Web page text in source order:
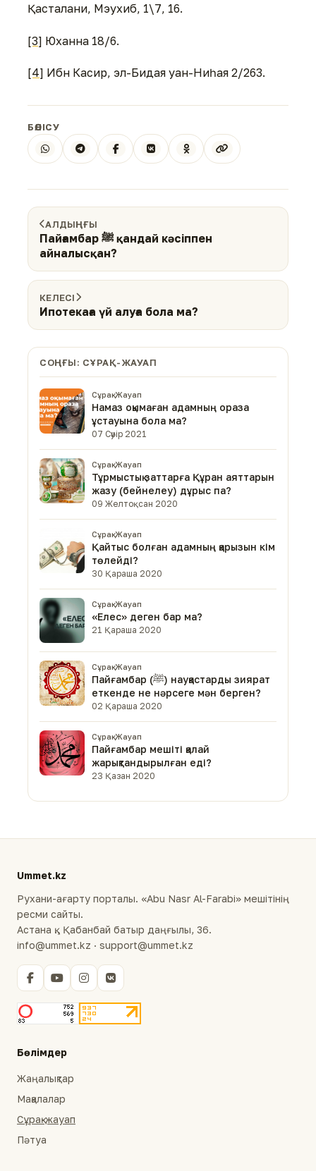
Қасталани, Мэухиб, 1\7, 16.
[3] Юханна 18/6.
[4] Ибн Касир, эл-Бидая уан-Ниһая 2/263.
БӨЛІСУ
АЛДЫҢҒЫ
Пайғамбар ﷺ қандай кәсіппен
айналысқан?
КЕЛЕСІ
Ипотекаға үй алуға бола ма?
СОҢҒЫ: СҰРАҚ-ЖАУАП
Сұрақ-Жауап
Намаз оқымаған адамның ораза
ұстауына бола ма?
07 Сәуір 2021
Сұрақ-Жауап
Тұрмыстық заттарға Құран аяттарын
жазу (бейнелеу) дұрыс па?
09 Желтоқсан 2020
Сұрақ-Жауап
Қайтыс болған адамның қарызын кім
төлейді?
30 Қараша 2020
Сұрақ-Жауап
«Елес» деген бар ма?
21 Қараша 2020
Сұрақ-Жауап
Пайғамбар (ﷺ) науқастарды зиярат
еткенде не нәрсеге мән берген?
02 Қараша 2020
Сұрақ-Жауап
Пайғамбар мешіті қалай
жарықтандырылған еді?
23 Қазан 2020
Ummet.kz
Рухани-ағарту порталы. «Abu Nasr Al-Farabi» мешітінің
ресми сайты.
Астана қ., Қабанбай батыр даңғылы, 36.
info@ummet.kz · support@ummet.kz
Бөлімдер
Жаңалықтар
Мақалалар
Сұрақ-жауап
Пәтуа